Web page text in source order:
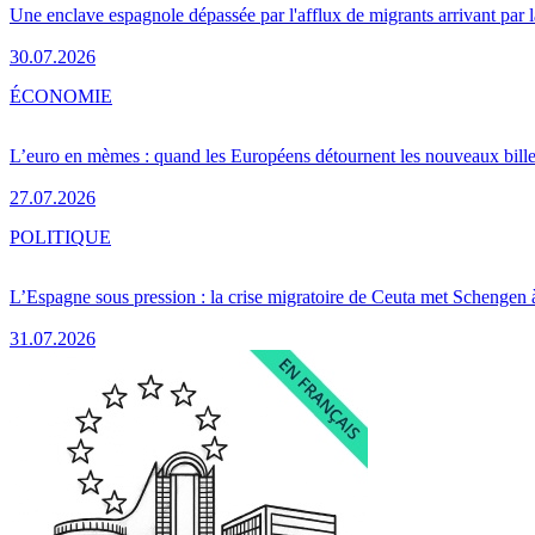
Une enclave espagnole dépassée par l'afflux de migrants arrivant par
30.07.2026
L’euro en mèmes : quand les Européens détournent les nouveaux
27.07.2026
ÉCONOMIE
L’Espagne sous pression : la crise migratoire de Ceuta met Schengen
31.07.2026
POLITIQUE